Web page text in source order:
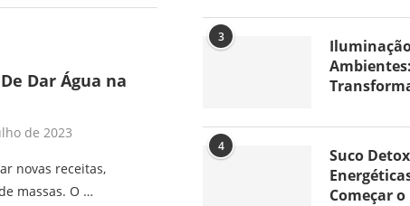
Dar Água na
de 2023
novas receitas,
massas. O …
3
4
Suco
Começar o